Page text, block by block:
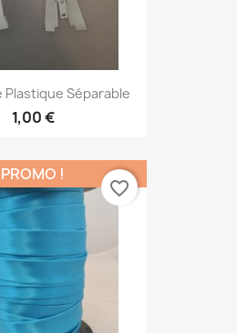
Plastique Séparable
1,00 €
PROMO !
favorite_border